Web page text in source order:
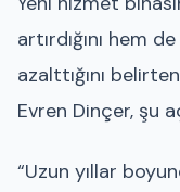
artırdığını hem
azalttığını
Evren Dinçer, şu
“Uzun yıllar